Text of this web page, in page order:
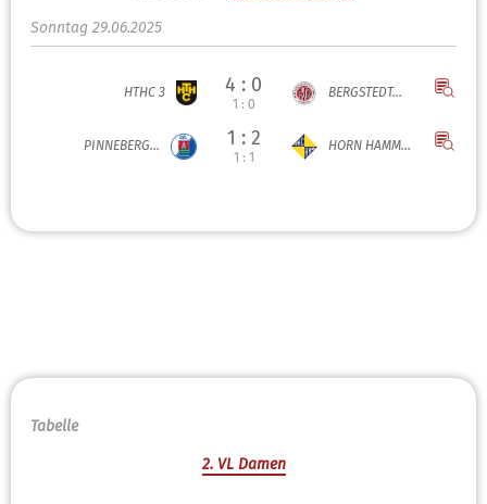
Sonntag 29.06.2025
HTHC 3 4 : 0
1 : 0
BERGSTEDT...
PINNEBERG... 1 : 2
1 : 1
HORN HAMM...
Tabelle
2. VL Damen